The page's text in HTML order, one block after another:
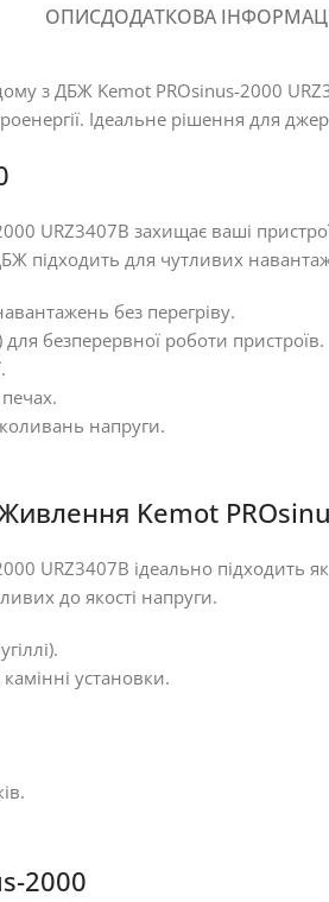
ОПИСДОДАТКОВА
з ДБЖ Kemot PROsinus-2000
Ідеальне рішення для
URZ3407B захищає ваші
підходить для чутливих
без перегріву.
безперервної роботи пристроїв.
напруги.
Kemot
URZ3407B ідеально підходить
до якості напруги.
установки.
2000